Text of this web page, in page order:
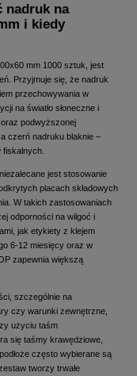
nadruk na
i kiedy
mm 1000 sztuk, jest
Przyjmuje się, że nadruk
przechowywania w
na światło słoneczne i
podwyższonej
czerń nadruku blaknie –
jest stosowanie
placach składowych
W takich zastosowaniach
odporności na wilgoć i
jak etykiety z klejem
6-12 miesięcy oraz w
zapewnia większą
szczególnie na
czy warunki zewnętrzne,
użyciu taśm
się taśmy krawędziowe,
często wybierane są
tworzy trwałe